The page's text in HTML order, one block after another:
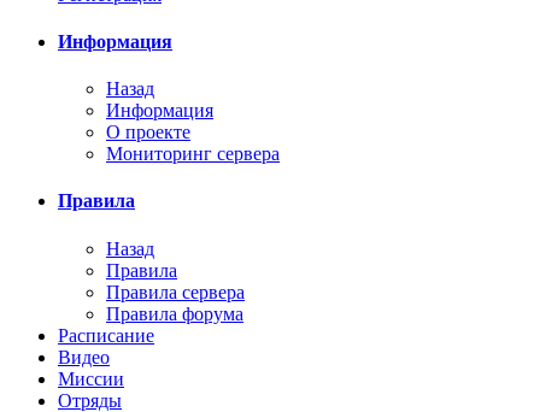
Информация
Назад
Информация
О проекте
Мониторинг сервера
Правила
Назад
Правила
Правила сервера
Правила форума
Расписание
Видео
Миссии
Отряды